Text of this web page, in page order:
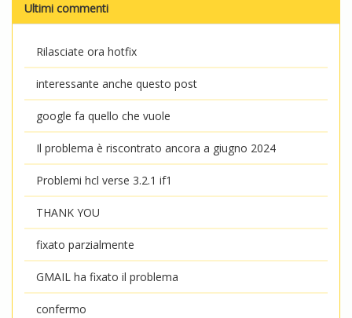
Ultimi commenti
Rilasciate ora hotfix
interessante anche questo post
google fa quello che vuole
Il problema è riscontrato ancora a giugno 2024
Problemi hcl verse 3.2.1 if1
THANK YOU
fixato parzialmente
GMAIL ha fixato il problema
confermo